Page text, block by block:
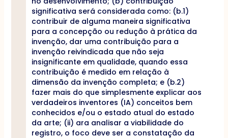
significativa será considerada como: (b.1)
contribuir de alguma maneira significativa
para a concepção ou redução à prática da
invenção, dar uma contribuição para a
invenção reivindicada que não seja
insignificante em qualidade, quando essa
contribuição é medido em relação à
dimensão da invenção completa; e (b.2)
fazer mais do que simplesmente explicar aos
verdadeiros inventores (IA) conceitos bem
conhecidos e/ou o estado atual do estado
da arte; (ii) ara analisar a viabilidade do
registro, o foco deve ser a constatação da